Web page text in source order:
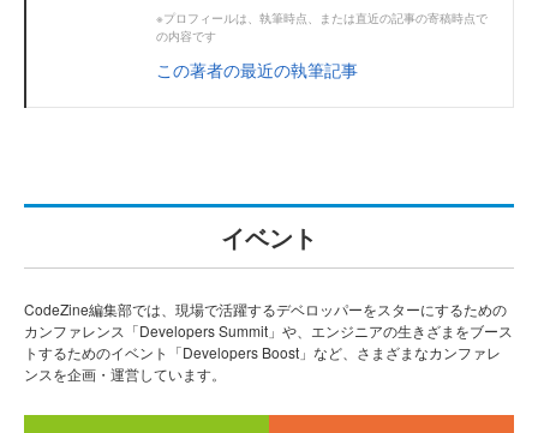
※プロフィールは、執筆時点、または直近の記事の寄稿時点で
の内容です
この著者の最近の執筆記事
イベント
CodeZine編集部では、現場で活躍するデベロッパーをスターにするための
カンファレンス「Developers Summit」や、エンジニアの生きざまをブース
トするためのイベント「Developers Boost」など、さまざまなカンファレ
ンスを企画・運営しています。